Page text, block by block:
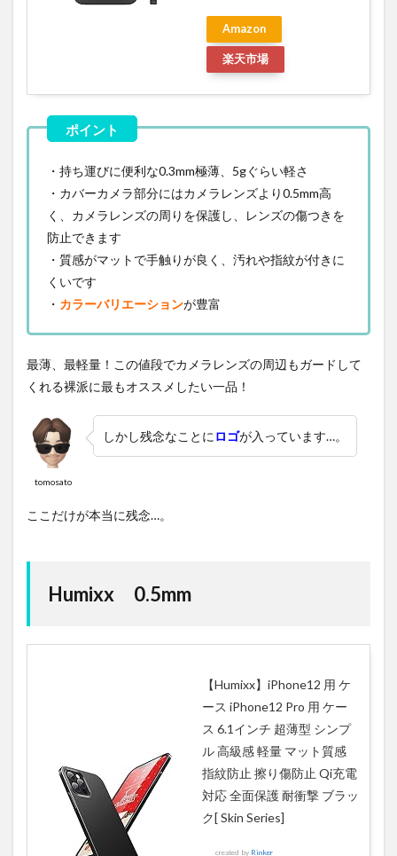
Amazon
楽天市場
・持ち運びに便利な0.3mm極薄、5gぐらい軽さ
・カバーカメラ部分にはカメラレンズより0.5mm高
く、カメラレンズの周りを保護し、レンズの傷つきを
防止できます
・質感がマットで手触りが良く、汚れや指紋が付きに
くいです
・ カラーバリエーションが豊富
最薄、最軽量！この値段でカメラレンズの周辺もガードして
くれる裸派に最もオススメしたい一品！
tomosato
しかし残念なことに ロゴが入っています…。
ここだけが本当に残念…。
Humixx 0.5mm
【Humixx】iPhone12 用 ケ
ース iPhone12 Pro 用 ケー
ス 6.1インチ 超薄型 シンプ
ル 高級感 軽量 マット質感
指紋防止 擦り傷防止 Qi充電
対応 全面保護 耐衝撃 ブラッ
ク[ Skin Series]
created by Rinker